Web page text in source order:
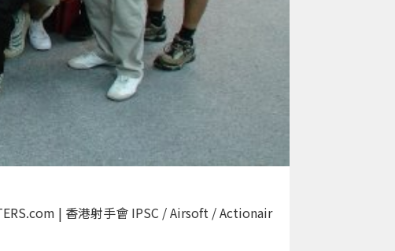
| 香港射手會 IPSC / Airsoft / Actionair